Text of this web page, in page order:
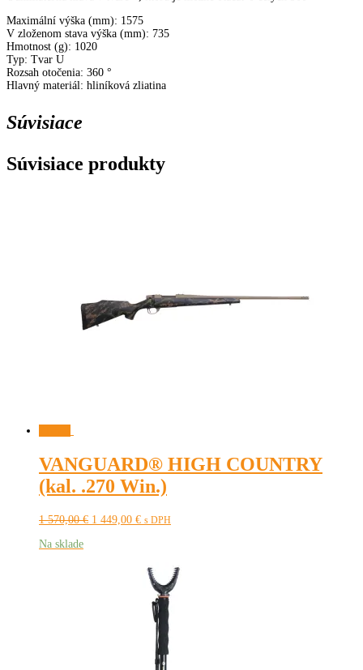
Maximální výška (mm): 1575
V zloženom stava výška (mm): 735
Hmotnost (g): 1020
Typ: Tvar U
Rozsah otočenia: 360 °
Hlavný materiál: hliníková zliatina
Súvisiace
Súvisiace produkty
VANGUARD® HIGH COUNTRY
(kal. .270 Win.)
1 570,00€ Pôvodná
1 449,00 €Aktuálna
449,00 €.
s DPH
Na sklade